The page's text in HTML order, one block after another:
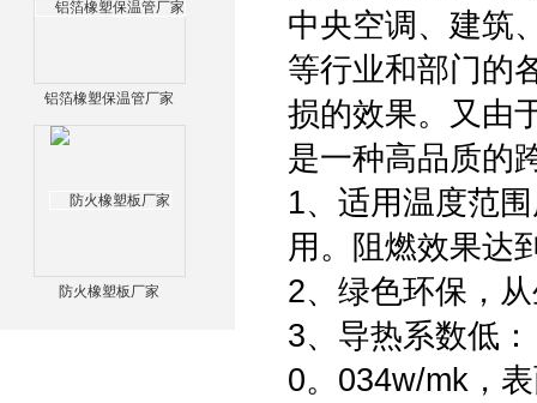
铝箔橡塑保温管厂家
防火橡塑板厂家
中央空调、建筑
等行业和部门的
损的效果。又由
是一种高品质的
1、适用温度范
用。阻燃效果达
2、绿色环保，
3、导热系数低
0。034w/mk，